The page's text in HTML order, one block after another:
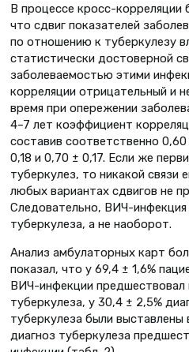
В процессе кросс-корреляции
что сдвиг показателей
по отношению к туберкулезу
статистически достоверной
заболеваемостью этими
корреляции отрицательный и
время при опережении
4–7 лет коэффициент
составив соответственно
0,18 и 0,70 ± 0,17. Если же
туберкулез, то никакой связи
любых вариантах сдвигов не
Следовательно, ВИЧ-инфекция
туберкулеза, а не наоборот.
Анализ амбулаторных карт
показал, что у 69,4 ± 1,6%
ВИЧ-инфекции предшествовал
туберкулеза, у 30,4 ± 2,5%
туберкулеза были выставлены
диагноз туберкулеза